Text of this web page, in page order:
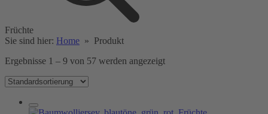
Früchte
Sie sind hier: Home » Produkt
Ergebnisse 1 – 9 von 57 werden angezeigt